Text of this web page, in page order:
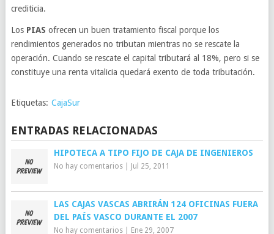
crediticia.
Los PIAS ofrecen un buen tratamiento fiscal porque los
rendimientos generados no tributan mientras no se rescate la
operación. Cuando se rescate el capital tributará al 18%, pero si se
constituye una renta vitalicia quedará exento de toda tributación.
Etiquetas: CajaSur
ENTRADAS RELACIONADAS
HIPOTECA A TIPO FIJO DE CAJA DE INGENIEROS
No hay comentarios| Jul 25, 2011
LAS CAJAS VASCAS ABRIRÁN 124 OFICINAS FUERA
DEL PAÍS VASCO DURANTE EL 2007
No hay comentarios| Ene 29, 2007